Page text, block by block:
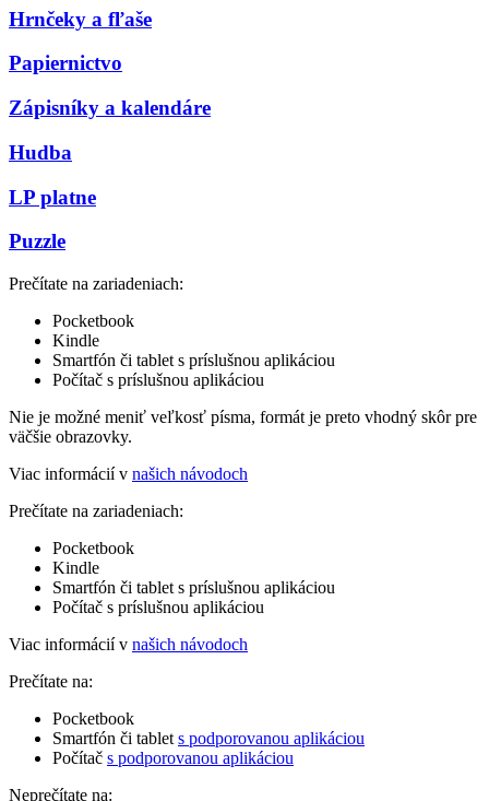
Hrnčeky a fľaše
Papiernictvo
Zápisníky a kalendáre
Hudba
LP platne
Puzzle
Prečítate na zariadeniach:
Pocketbook
Kindle
Smartfón či tablet s príslušnou aplikáciou
Počítač s príslušnou aplikáciou
Nie je možné meniť veľkosť písma, formát je preto vhodný skôr pre
väčšie obrazovky.
Viac informácií v našich návodoch
Prečítate na zariadeniach:
Pocketbook
Kindle
Smartfón či tablet s príslušnou aplikáciou
Počítač s príslušnou aplikáciou
Viac informácií v našich návodoch
Prečítate na:
Pocketbook
Smartfón či tablet s podporovanou aplikáciou
Počítač s podporovanou aplikáciou
Neprečítate na: